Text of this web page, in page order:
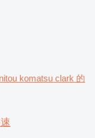
komatsu clark 的